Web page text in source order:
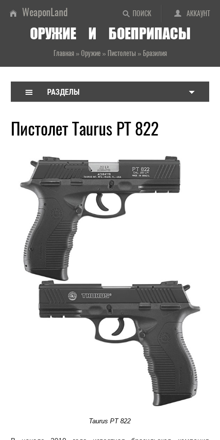
ПОИСК АККАУНТ
WeaponLand
ОРУЖИЕ И БОЕПРИПАСЫ
Главная» Оружие» Пистолеты » Бразилия
РАЗДЕЛЫ
Пистолет Taurus PT 822
Taurus PT 822